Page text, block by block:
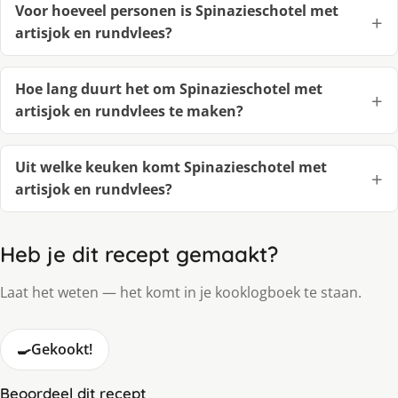
Voor hoeveel personen is Spinazieschotel met
artisjok en rundvlees?
Hoe lang duurt het om Spinazieschotel met
artisjok en rundvlees te maken?
Uit welke keuken komt Spinazieschotel met
artisjok en rundvlees?
Heb je dit recept gemaakt?
Laat het weten — het komt in je kooklogboek te staan.
🍳Gekookt!
Beoordeel dit recept